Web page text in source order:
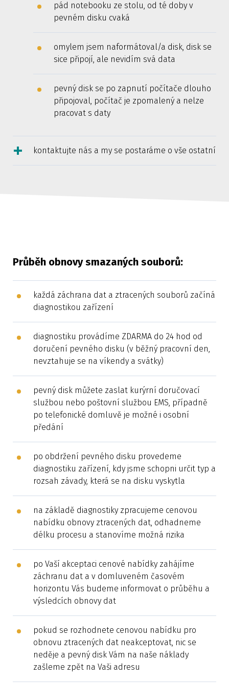
pád notebooku ze stolu, od té doby v
pevném disku cvaká
omylem jsem naformátoval/a disk, disk se
sice připojí, ale nevidím svá data
pevný disk se po zapnutí počítače dlouho
připojoval, počítač je zpomalený a nelze
pracovat s daty
kontaktujte nás a my se postaráme o vše ostatní
Průběh obnovy smazaných souborů:
každá záchrana dat a ztracených souborů začíná
diagnostikou zařízení
diagnostiku provádíme ZDARMA do 24 hod od
doručení pevného disku (v běžný pracovní den,
nevztahuje se na víkendy a svátky)
pevný disk můžete zaslat kurýrní doručovací
službou nebo poštovní službou EMS, případně
po telefonické domluvě je možné i osobní
předání
po obdržení pevného disku provedeme
diagnostiku zařízení, kdy jsme schopni určit typ a
rozsah závady, která se na disku vyskytla
na základě diagnostiky zpracujeme cenovou
nabídku obnovy ztracených dat, odhadneme
délku procesu a stanovíme možná rizika
po Vaší akceptaci cenové nabídky zahájíme
záchranu dat a v domluveném časovém
horizontu Vás budeme informovat o průběhu a
výsledcích obnovy dat
pokud se rozhodnete cenovou nabídku pro
obnovu ztracených dat neakceptovat, nic se
neděje a pevný disk Vám na naše náklady
zašleme zpět na Vaši adresu